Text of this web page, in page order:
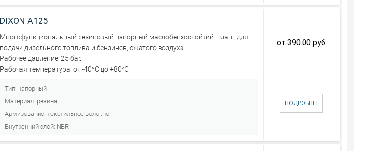
DIXON А125
Многофункциональный резиновый напорный маслобензостойкий шланг для
подачи дизельного топлива и бензинов, сжатого воздуха.
Рабочее давление: 25 бар
Рабочая температура: от -40°С до +80°С
Тип: напорный
Материал: резина
Армирование:текстильное волокно
Внутренний слой: NBR
от 390.00 руб
ПОДРОБНЕЕ